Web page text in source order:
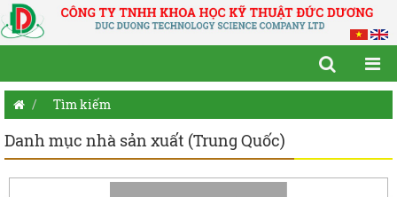
Tìm kiếm
Danh mục nhà sản xuất (Trung Quốc)